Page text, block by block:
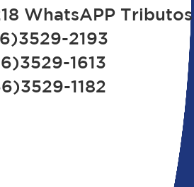
WhatsAPP Tributos
2193
1613
1182